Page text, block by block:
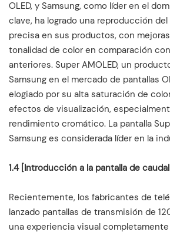
OLED, y Samsung, como líder en el
clave, ha logrado una reproducción
precisa en sus productos, con
tonalidad de color en comparación
anteriores. Super AMOLED, un
Samsung en el mercado de pantallas
elogiado por su alta saturación de
efectos de visualización,
rendimiento cromático. La pantalla
Samsung es considerada líder en la
1.4 [Introducción a la pantalla de
Recientemente, los fabricantes de
lanzado pantallas de transmisión de
una experiencia visual